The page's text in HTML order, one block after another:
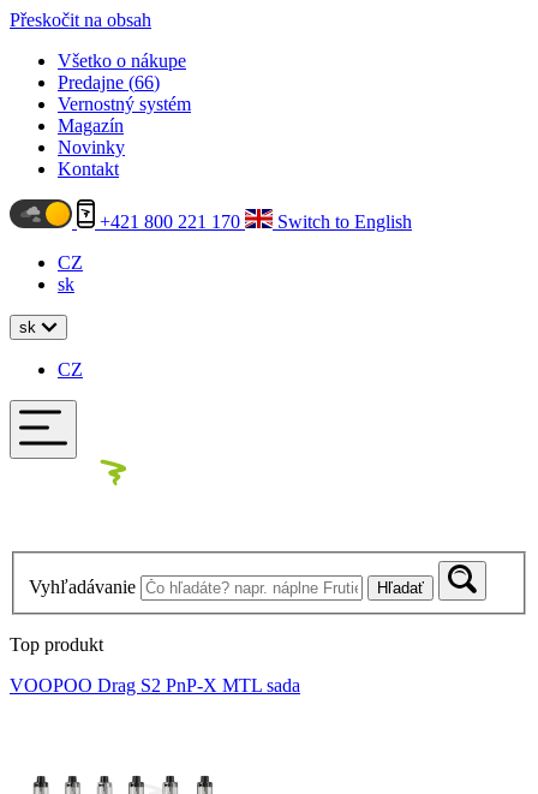
Přeskočit na obsah
Všetko o nákupe
Predajne (66)
Vernostný systém
Magazín
Novinky
Kontakt
+421 800 221 170
Switch to English
CZ
sk
sk
CZ
Vyhľadávanie Hľadať
Top produkt
VOOPOO Drag S2 PnP-X MTL sada